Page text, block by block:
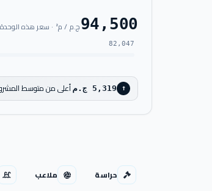
94,500ج.م / م² · سعر هذه الوحدة
82,047
↑ 5,319 ج.م أعلى من متوسط
حراسة ملاعب